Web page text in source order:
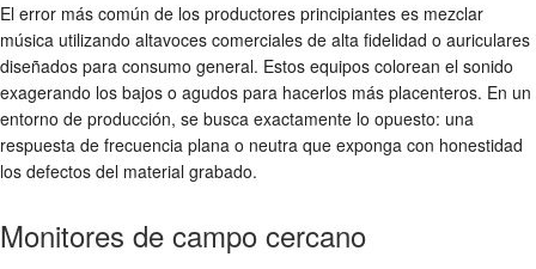
El error más común de los productores principiantes es mezclar
música utilizando altavoces comerciales de alta fidelidad o auriculares
diseñados para consumo general. Estos equipos colorean el sonido
exagerando los bajos o agudos para hacerlos más placenteros. En un
entorno de producción, se busca exactamente lo opuesto: una
respuesta de frecuencia plana o neutra que exponga con honestidad
los defectos del material grabado.
Monitores de campo cercano